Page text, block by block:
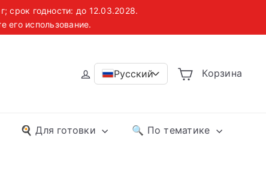
срок годности: до 12.03.2028.
его использование.
Русский> Корзина
🍳 Для готовки 🔍 По тематике